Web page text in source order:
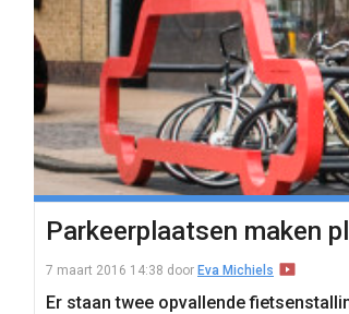
Parkeerplaatsen maken
7 maart 2016 14:38 door Eva Michiels
Er staan twee opvallende